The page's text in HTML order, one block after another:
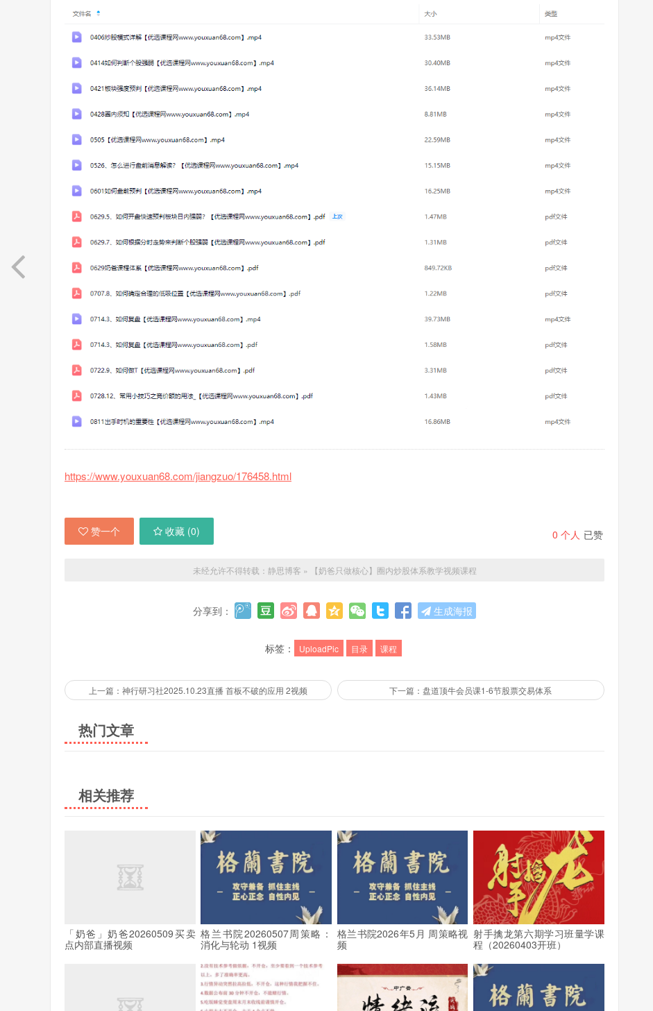
https://www.youxuan68.com/jiangzuo/176458.html
0 个人 已赞
赞一个 收藏 (0)
未经允许不得转载： 静思博客 » 【奶爸只做核心】圈内炒股体系教学视频课程
分享到： 生成海报
标签： UploadPic 目录 课程
上一篇：神行研习社2025.10.23直播 首板不破的应用 2视频 下一篇：盘道顶牛会员课1-6节股票交易体系
热门文章
相关推荐
「奶爸」奶爸20260509买卖
点内部直播视频
格兰书院20260507周策略：
消化与轮动 1视频
格兰书院2026年5月 周策略视
频
射手擒龙第六期学习班量学课
程（20260403开班）